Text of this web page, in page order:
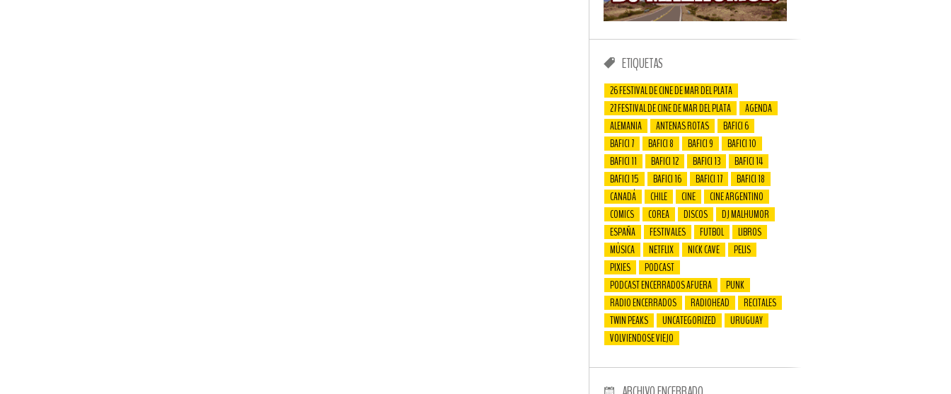
ETIQUETAS
26 FESTIVAL DE CINE DE MAR DEL PLATA
27 FESTIVAL DE CINE DE MAR DEL PLATA
AGENDA
ALEMANIA
ANTENAS ROTAS
BAFICI 6
BAFICI 7
BAFICI 8 BAFICI 9
BAFICI 10
BAFICI 11
BAFICI 12 BAFICI 13
BAFICI 14
BAFICI 15
BAFICI 16 BAFICI 17
BAFICI 18
CANADÁ
CHILE CINE
CINE ARGENTINO
COMICS
COREA DISCOS
DJ MALHUMOR
ESPAÑA
FESTIVALES FUTBOL
LIBROS
MÚSICA
NETFLIX NICK CAVE
PELIS
PIXIES
PODCAST
PODCAST ENCERRADOS AFUERA
PUNK
RADIO ENCERRADOS
RADIOHEAD
RECITALES
TWIN PEAKS
UNCATEGORIZED
URUGUAY
VOLVIENDOSE VIEJO